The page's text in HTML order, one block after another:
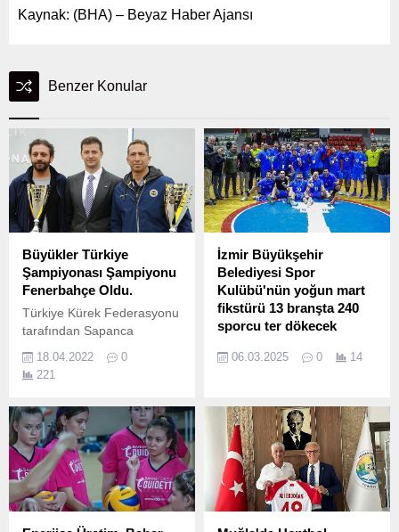
Kaynak: (BHA) – Beyaz Haber Ajansı
Benzer Konular
Büyükler Türkiye
Şampiyonası Şampiyonu
Fenerbahçe Oldu.
Türkiye Kürek Federasyonu
tarafından Sapanca
Sanmar Denizcilik Büyükler
Türkiye Şampiyonası sona
18.04.2022
0
221
İzmir Büyükşehir
Belediyesi Spor
Kulübü'nün yoğun mart
fikstürü 13 branşta 240
sporcu ter dökecek
Spor Kulübü, mart ayında
107’si 18 yaş altı olmak
üzere toplam 240 sporcu ve
26 antrenör ile yer alacak.
06.03.2025 0 14